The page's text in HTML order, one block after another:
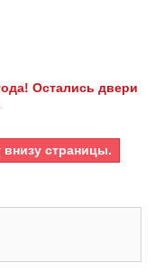
Остались двери
внизу страницы.